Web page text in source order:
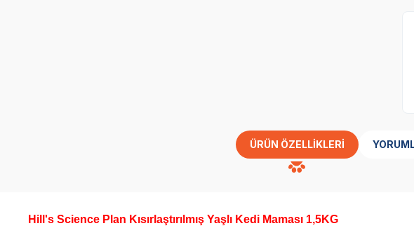
ÜRÜN ÖZELLIKLERI
Hill's Science Plan Kısırlaştırılmış Yaşlı Kedi Maması 1,5KG